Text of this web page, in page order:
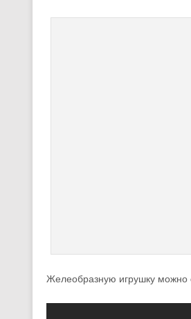
Желеобразную игрушку можно